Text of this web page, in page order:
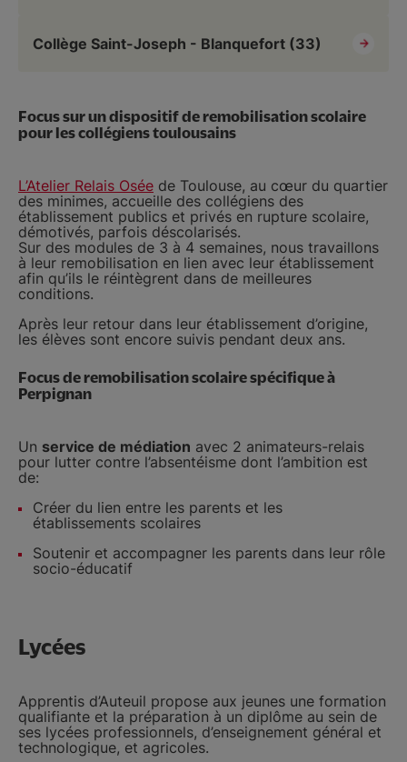
Collège Saint-Joseph - Blanquefort (33)
Focus sur un dispositif de remobilisation scolaire
pour les collégiens toulousains
L’Atelier Relais Osée de Toulouse, au cœur du quartier
des minimes, accueille des collégiens des
établissement publics et privés en rupture scolaire,
démotivés, parfois déscolarisés.
Sur des modules de 3 à 4 semaines, nous travaillons
à leur remobilisation en lien avec leur établissement
afin qu’ils le réintègrent dans de meilleures
conditions.
Après leur retour dans leur établissement d’origine,
les élèves sont encore suivis pendant deux ans.
Focus de remobilisation scolaire spécifique à
Perpignan
Un service de médiation avec 2 animateurs-relais
pour lutter contre l’absentéisme dont l’ambition est
de:
Créer du lien entre les parents et les
établissements scolaires
Soutenir et accompagner les parents dans leur rôle
socio-éducatif
Lycées
Apprentis d’Auteuil propose aux jeunes une formation
qualifiante et la préparation à un diplôme au sein de
ses lycées professionnels, d’enseignement général et
technologique, et agricoles.